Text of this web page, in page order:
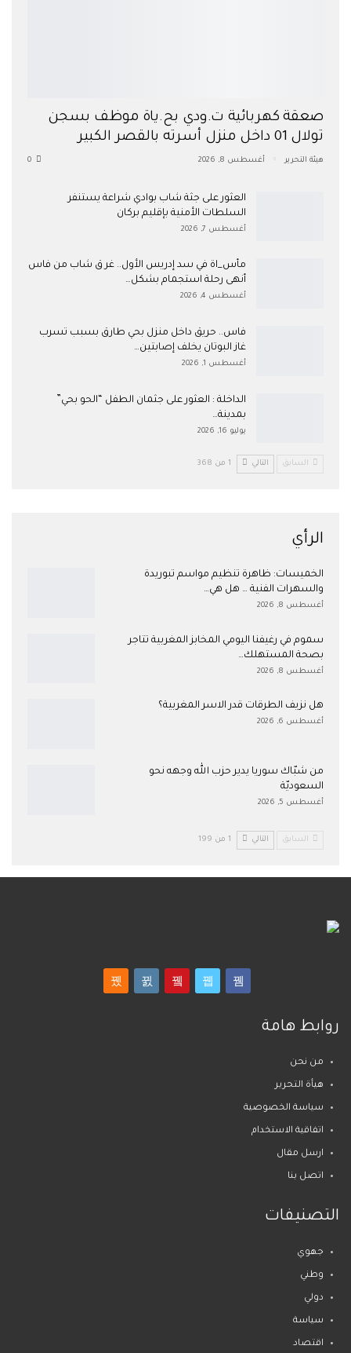
صعقة كهربائية ت.ودي بح.ياة موظف بسجن
تولال 01 داخل منزل أسرته بالقصر الكبير
هيئة التحرير أغسطس 8, 2026
العثور على جثة شاب بوادي شراعة يستنفر
السلطات الأمنية بإقليم بركان
أغسطس 7, 2026
مأس_اة في سد إدريس الأول.. غر ق شاب من فاس
أنهى رحلة استجمام بشكل…
أغسطس 4, 2026
فاس.. حريق داخل منزل بحي طارق بسبب تسرب
غاز البوتان يخلف إصابتين…
أغسطس 1, 2026
​الداخلة : العثور على جثمان الطفل “الحو بحي”
بمدينة…
يوليو 16, 2026
السابق التالي 1 من 368
الرأي
الخميسات: ظاهرة تنظيم مواسم تبوريدة
والسهرات الفنية … هل هي…
أغسطس 8, 2026
سموم في رغيفنا اليومي المخابز المغربية تتاجر
بصحة المستهلك…
أغسطس 8, 2026
هل نزيف الطرقات قدر الاسر المغربية؟
أغسطس 6, 2026
من شبّاك سوريا يدير حزب الله وجهه نحو
السعوديّة
أغسطس 5, 2026
السابق التالي 1 من 199
روابط هامة
من نحن
هيأة التحرير
سياسة الخصوصية
اتفاقية الاستخدام
ارسل مقال
اتصل بنا
التصنيفات
جهوي
وطني
دولي
سياسة
اقتصاد